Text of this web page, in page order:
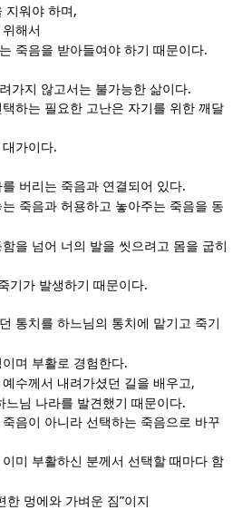
지워야 하며 ,
해서
죽음을 받아들여야 하기 때문이다.
가지 않고서는 불가능한 삶이다.
하는 필요한 고난은 자기를 위한 깨달
가이다.
버리는 죽음과 연결되어 있다.
는 죽음과 허용하고 놓아주는 죽음을 동
함을 넘어 너의 발을 씻으려고 몸을 굽히
기가 발생하기 때문이다.
통치를 하느님의 통치에 맡기고 죽기
며 부활로 경험한다.
수께서 내려가셨던 길을 배우고 ,
느님 나라를 발견했기 때문이다.
음이 아니라 선택하는 죽음으로 바꾸
미 부활하신 분께서 선택할 때마다 함
한 멍에와 가벼운 짐”이지